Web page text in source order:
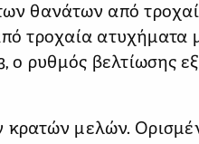
θανάτων από
τροχαία ατυχήματα
ο ρυθμός βελτίωσης
κρατών μελών.